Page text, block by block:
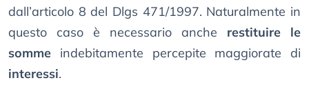
dall’articolo 8 del Dlgs 471/1997. Naturalmente in
questo caso è necessario anche restituire le
somme indebitamente percepite maggiorate di
interessi.